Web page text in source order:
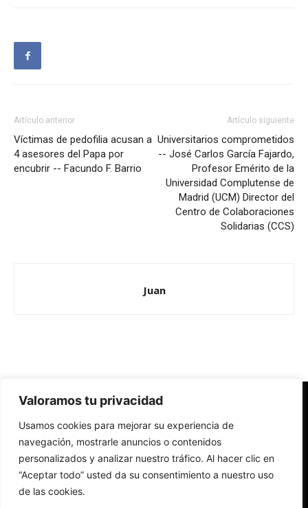
Valoramos tu privacidad
Usamos cookies para mejorar su experiencia de
navegación, mostrarle anuncios o contenidos
personalizados y analizar nuestro tráfico. Al hacer clic en
“Aceptar todo” usted da su consentimiento a nuestro uso
de las cookies.
Artículo anterior
Víctimas de pedofilia acusan a
4 asesores del Papa por
encubrir -- Facundo F. Barrio
Artículo siguiente
Universitarios comprometidos
-- José Carlos García Fajardo,
Profesor Emérito de la
Universidad Complutense de
Madrid (UCM) Director del
Centro de Colaboraciones
Solidarias (CCS)
Juan
Redes Cristianas
Una mirada alternativa sobre la Iglesia católica y la sociedad
- Colectivos de Redes Cristianas